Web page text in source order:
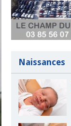
Naissances